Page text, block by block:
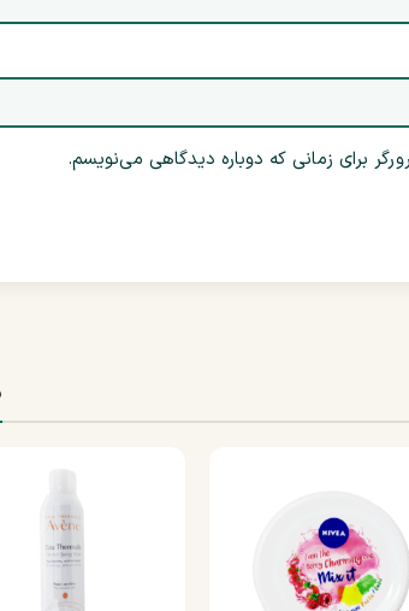
برای زمانی که دوباره دیدگاهی می‌نویسم.